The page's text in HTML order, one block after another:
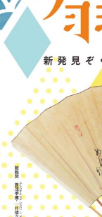
の
美
ぞ
く
ぞ
く